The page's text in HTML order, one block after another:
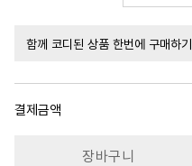
함께 코디된 상품 한번에 구매하기
결제금액
장바구니